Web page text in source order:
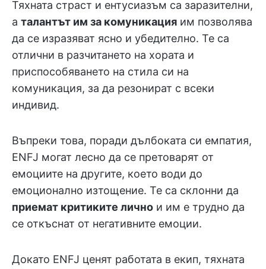
Тяхната страст и ентусиазъм са заразителни,
а талантът им за комуникация им позволява
да се изразяват ясно и убедително. Те са
отлични в разчитането на хората и
приспособяването на стила си на
комуникация, за да резонират с всеки
индивид.
Въпреки това, поради дълбоката си емпатия,
ENFJ могат лесно да се претоварят от
емоциите на другите, което води до
емоционално изтощение. Те са склонни да
приемат критиките лично и им е трудно да
се откъснат от негативните емоции.
Докато ENFJ ценят работата в екип, тяхната